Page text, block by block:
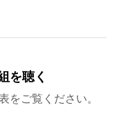
を聴く
をご覧ください。